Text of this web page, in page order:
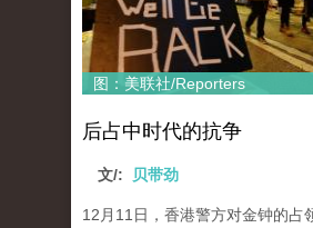
图：美联社/Reporters
后占中时代的抗争
文/: 贝带劲
12月11日，香港警方对金钟的占